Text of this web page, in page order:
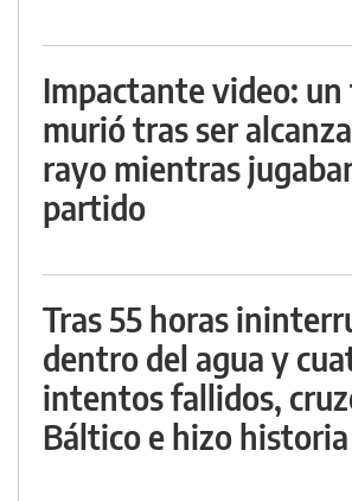
Impactante video:
murió tras ser
rayo mientras
partido
Tras 55 horas
dentro del agua y
intentos fallidos,
Báltico e hizo historia